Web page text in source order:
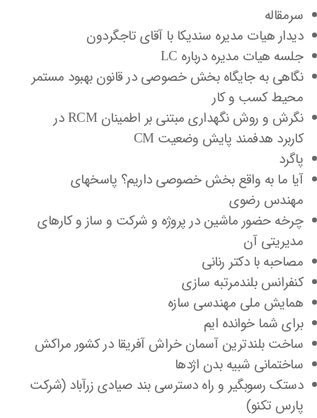
سرمقاله
دیدار هیات مدیره سندیکا با آقای تاجگردون
جلسه هیات مدیره درباره LC
نگاهی به جایگاه بخش خصوصی در قانون بهبود مستمر
محیط کسب و کار
نگرش و روش نگهداری مبتنی بر اطمینان RCM در
کاربرد هدفمند پایش وضعیت CM
پاگرد
آیا ما به واقع بخش خصوصی داریم؟ پاسخهای
مهندس رضوی
چرخه حضور ماشین در پروژه و شرکت و ساز و کارهای
مدیریتی آن
مصاحبه با دکتر رنانی
کنفرانس بلندمرتبه سازی
همایش ملی مهندسی سازه
برای شما خوانده ایم
ساخت بلندترین آسمان خراش آفریقا در کشور مراکش
ساختمانی شبیه بدن اژدها
دستک رسوبگیر و راه دسترسی بند صیادی زرآباد (شرکت
پارس تکنو)